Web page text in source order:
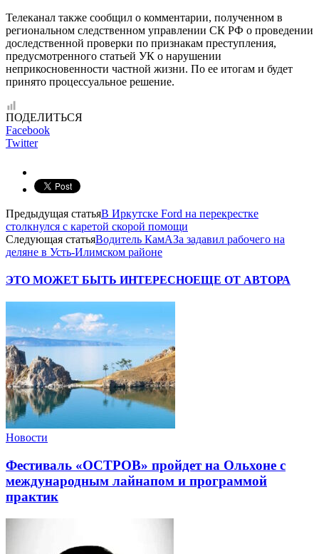
Телеканал также сообщил о комментарии, полученном в
региональном следственном управлении СК РФ о проведении
доследственной проверки по признакам преступления,
предусмотренного статьей УК о нарушении
неприкосновенности частной жизни. По ее итогам и будет
принято процессуальное решение.
ПОДЕЛИТЬСЯ
Facebook
Twitter
Предыдущая статьяВ Иркутске Ford на перекрестке
столкнулся с каретой скорой помощи
Следующая статьяВодитель КамАЗа задавил рабочего на
деляне в Усть-Илимском районе
ЭТО МОЖЕТ БЫТЬ ИНТЕРЕСНОЕЩЕ ОТ АВТОРА
Новости
Фестиваль «ОСТРОВ» пройдет на Ольхоне с
международным лайнапом и программой
практик